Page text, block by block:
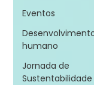
Eventos
humano
Jornada de
Sustentabilidade